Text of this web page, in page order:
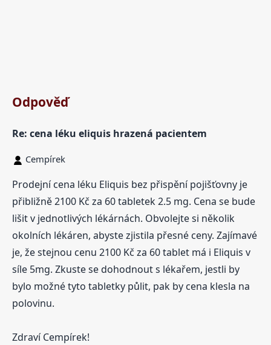
Odpověď
Re: cena léku eliquis hrazená pacientem
Cempírek
Prodejní cena léku Eliquis bez přispění pojišťovny je
přibližně 2100 Kč za 60 tabletek 2.5 mg. Cena se bude
lišit v jednotlivých lékárnách. Obvolejte si několik
okolních lékáren, abyste zjistila přesné ceny. Zajímavé
je, že stejnou cenu 2100 Kč za 60 tablet má i Eliquis v
síle 5mg. Zkuste se dohodnout s lékařem, jestli by
bylo možné tyto tabletky půlit, pak by cena klesla na
polovinu.
Zdraví Cempírek!